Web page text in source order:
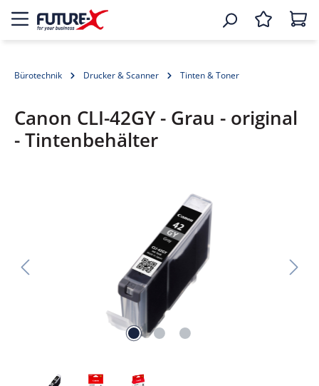
Bürotechnik Drucker & Scanner Tinten & Toner
Canon CLI-42GY - Grau - original
- Tintenbehälter